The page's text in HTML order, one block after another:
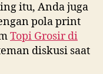
itu, Anda juga
pola print
Topi Grosir di
diskusi saat